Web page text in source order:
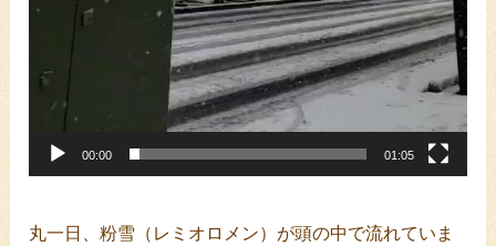
00:00 01:05
丸一日、粉雪（レミオロメン）が頭の中で流れていま